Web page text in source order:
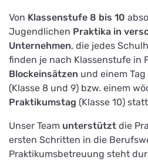
Von Klassenstufe 8 bis 10
Jugendlichen Praktika in
Unternehmen, die jedes
finden je nach Klassenstufe in
Blockeinsätzen und einem
(Klasse 8 und 9) bzw. einem
Praktikumstag (Klasse 10)
Unser Team unterstützt die
ersten Schritten in die
Praktikumsbetreuung steht